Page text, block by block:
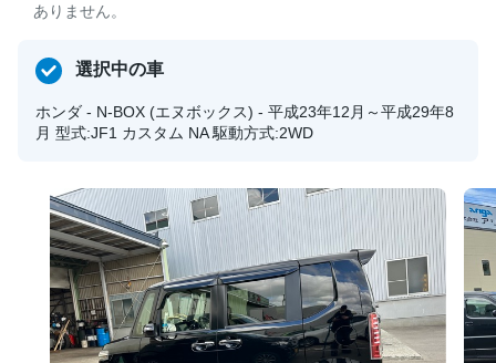
ありません。
選択中の車
ホンダ - N-BOX (エヌボックス) - 平成23年12月～平成29年8
月 型式:JF1 カスタム NA 駆動方式:2WD